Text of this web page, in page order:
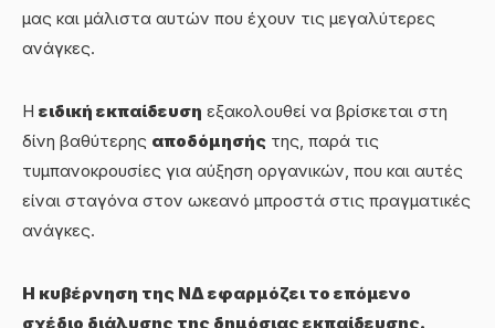
μας και μάλιστα αυτών που έχουν τις μεγαλύτερες
ανάγκες.
Η ειδική εκπαίδευση εξακολουθεί να βρίσκεται στη
δίνη βαθύτερης αποδόμησής της, παρά τις
τυμπανοκρουσίες για αύξηση οργανικών, που και αυτές
είναι σταγόνα στον ωκεανό μπροστά στις πραγματικές
ανάγκες.
Η κυβέρνηση της ΝΔ εφαρμόζει το επόμενο
σχέδιο διάλυσης της δημόσιας εκπαίδευσης.